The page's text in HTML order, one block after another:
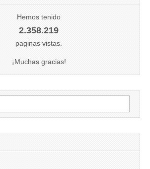
Hemos tenido
2.358.219
paginas vistas.
¡Muchas gracias!